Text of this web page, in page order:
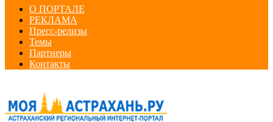
О ПОРТАЛЕ
РЕКЛАМА
Пресс-релизы
Темы
Партнеры
Контакты